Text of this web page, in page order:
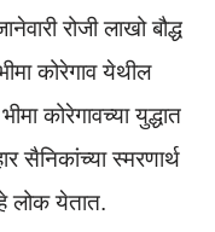
रोजी लाखो बौद्ध
कोरेगाव येथील
कोरेगावच्या युद्धात
सैनिकांच्या स्मरणार्थ
लोक येतात.